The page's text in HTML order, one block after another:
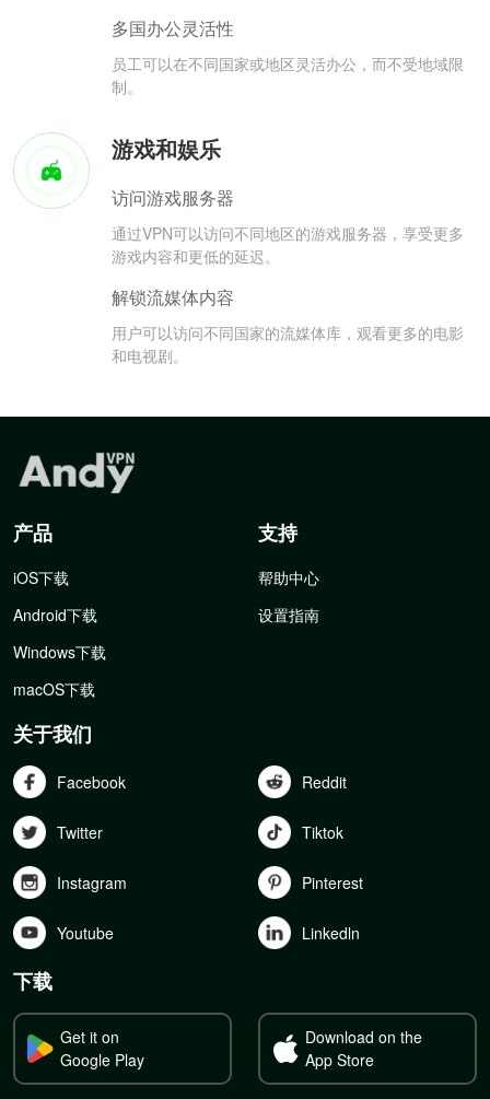
多国办公灵活性
员工可以在不同国家或地区灵活办公，而不受地域限
制。
游戏和娱乐
访问游戏服务器
通过VPN可以访问不同地区的游戏服务器，享受更多
游戏内容和更低的延迟。
解锁流媒体内容
用户可以访问不同国家的流媒体库，观看更多的电影
和电视剧。
产品
iOS下载
Android下载
Windows下载
macOS下载
支持
帮助中心
设置指南
关于我们
Facebook Reddit
Twitter Tiktok
Instagram Pinterest
Youtube Linkedln
下载
Get it on
Google Play
Download on the
App Store